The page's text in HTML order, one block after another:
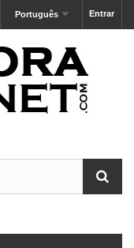
Entrar
Português